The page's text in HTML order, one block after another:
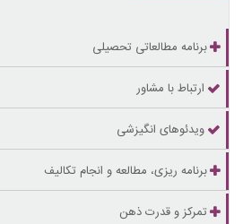
برنامه مطالعاتی تحصیلی
ارتباط با مشاور
ویدئوهای انگیزشی
برنامه ریزی، مطالعه و انجام تکالیف
تمرکز و قدرت ذهن